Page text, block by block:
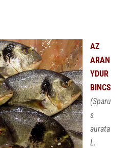
AZ
ARAN
YDUR
BINCS
(Sparu
s
aurata
L.